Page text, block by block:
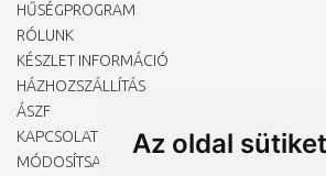
Az oldal
HŰSÉGPROGRAM
RÓLUNK
KÉSZLET INFORMÁCIÓ
HÁZHOZSZÁLLÍTÁS
ÁSZF
KAPCSOLAT
MÓDOSÍTSA A COOKIE-BEÁLLÍTÁSAIMAT